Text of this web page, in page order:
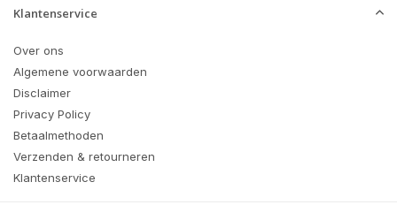
Klantenservice
Over ons
Algemene voorwaarden
Disclaimer
Privacy Policy
Betaalmethoden
Verzenden & retourneren
Klantenservice